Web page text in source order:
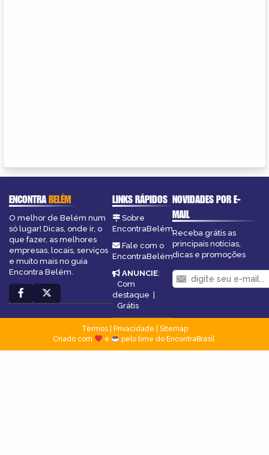
ENCONTRABELÉM
O melhor de Belém num
só lugar! Dicas, onde ir, o
que fazer, as melhores
empresas, locais, serviços
e muito mais no guia
Encontra Belém.
LINKS RÁPIDOS
Sobre
EncontraBelém
Fale com o
EncontraBelém
ANUNCIE:
Com
destaque |
Grátis
NOVIDADES POR E-
MAIL
Receba grátis as
principais notícias,
dicas e promoções
Termos| Privacidade
Sitemap
Criado com
e pelo time do EncontraBrasil